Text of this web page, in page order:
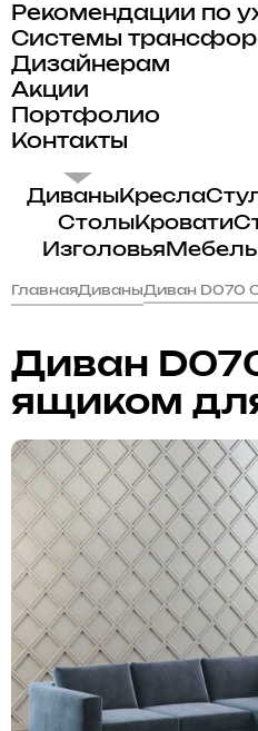
Рекомендации по
Системы
Дизайнерам
Акции
Портфолио
Контакты
ДиваныКресла
СтолыКровати
Изголовья Мебель
ГлавнаяДиваныДиван D070
Диван
ящиком